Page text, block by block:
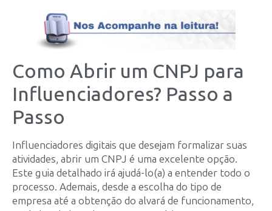
Como Abrir um CNPJ para
Influenciadores? Passo a
Passo
Influenciadores digitais que desejam formalizar suas
atividades, abrir um CNPJ é uma excelente opção.
Este guia detalhado irá ajudá-lo(a) a entender todo o
processo. Ademais, desde a escolha do tipo de
empresa até a obtenção do alvará de funcionamento,